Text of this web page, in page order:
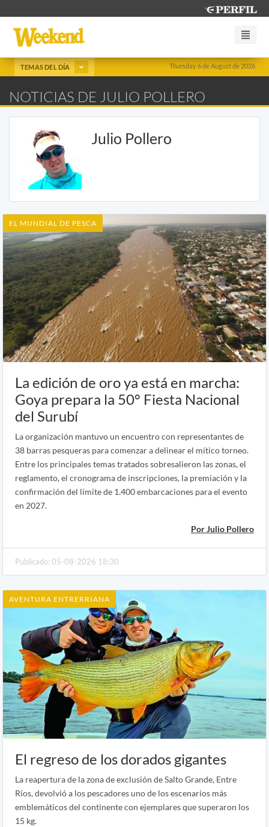
Thursday 6 de August de 2026
TEMAS DEL DÍA
NOTICIAS DE JULIO POLLERO
Julio Pollero
EL MUNDIAL DE PESCA
La edición de oro ya está en marcha:
Goya prepara la 50° Fiesta Nacional
del Surubí
La organización mantuvo un encuentro con representantes de
38 barras pesqueras para comenzar a delinear el mítico torneo.
Entre los principales temas tratados sobresalieron las zonas, el
reglamento, el cronograma de inscripciones, la premiación y la
confirmación del límite de 1.400 embarcaciones para el evento
en 2027.
Por Julio Pollero
Publicado: 05-08-2026 18:30
AVENTURA ENTRERRIANA
El regreso de los dorados gigantes
La reapertura de la zona de exclusión de Salto Grande, Entre
Ríos, devolvió a los pescadores uno de los escenarios más
emblemáticos del continente con ejemplares que superaron los
15 kg.